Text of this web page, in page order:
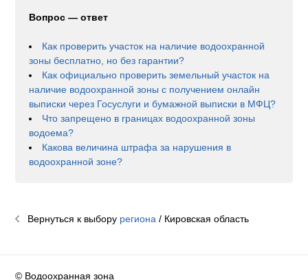
Вопрос — ответ
Как проверить участок на наличие водоохранной
зоны бесплатно, но без гарантии?
Как официально проверить земельный участок на
наличие водоохранной зоны с получением онлайн
выписки через Госуслуги и бумажной выписки в МФЦ?
Что запрещено в границах водоохранной зоны
водоема?
Какова величина штрафа за нарушения в
водоохранной зоне?
Вернуться к выбору региона / Кировская область
© Водоохранная зона